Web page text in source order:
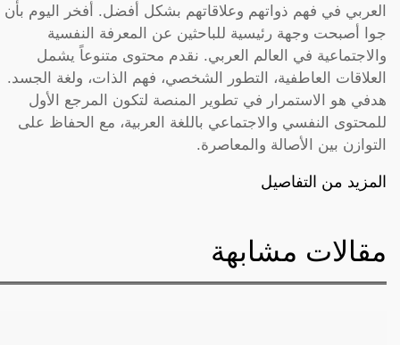
العربي في فهم ذواتهم وعلاقاتهم بشكل أفضل. أفخر اليوم بأن
جوا أصبحت وجهة رئيسية للباحثين عن المعرفة النفسية
والاجتماعية في العالم العربي. نقدم محتوى متنوعاً يشمل
العلاقات العاطفية، التطور الشخصي، فهم الذات، ولغة الجسد.
هدفي هو الاستمرار في تطوير المنصة لتكون المرجع الأول
للمحتوى النفسي والاجتماعي باللغة العربية، مع الحفاظ على
التوازن بين الأصالة والمعاصرة.
المزيد من التفاصيل
مقالات مشابهة